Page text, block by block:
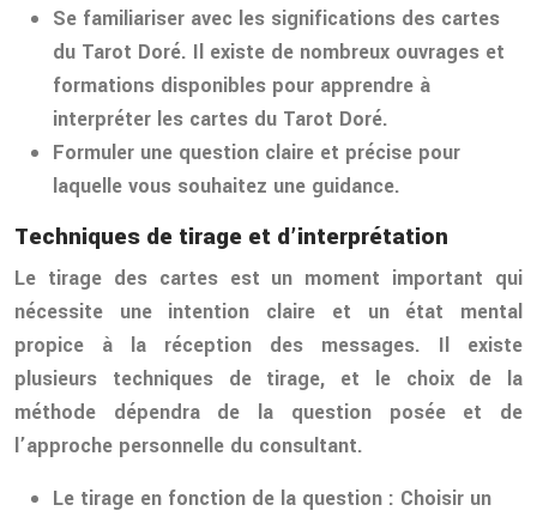
Se familiariser avec les significations des cartes
du Tarot Doré. Il existe de nombreux ouvrages et
formations disponibles pour apprendre à
interpréter les cartes du Tarot Doré.
Formuler une question claire et précise pour
laquelle vous souhaitez une guidance.
Techniques de tirage et d’interprétation
Le tirage des cartes est un moment important qui
nécessite une intention claire et un état mental
propice à la réception des messages. Il existe
plusieurs techniques de tirage, et le choix de la
méthode dépendra de la question posée et de
l’approche personnelle du consultant.
Le tirage en fonction de la question : Choisir un